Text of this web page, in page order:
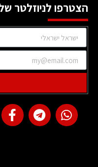
הצטרפו לניוזלטר